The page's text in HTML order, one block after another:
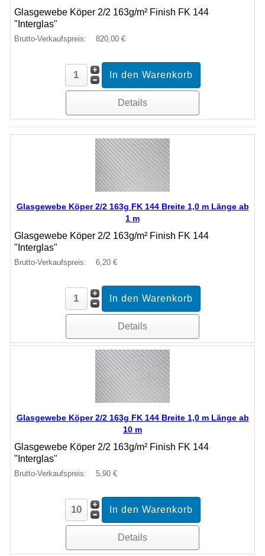
Glasgewebe Köper 2/2 163g/m² Finish FK 144
"Interglas"
Brutto-Verkaufspreis: 820,00 €
Details
Glasgewebe Köper 2/2 163g FK 144 Breite 1,0 m Länge ab
1 m
Glasgewebe Köper 2/2 163g/m² Finish FK 144
"Interglas"
Brutto-Verkaufspreis: 6,20 €
Details
Glasgewebe Köper 2/2 163g FK 144 Breite 1,0 m Länge ab
10 m
Glasgewebe Köper 2/2 163g/m² Finish FK 144
"Interglas"
Brutto-Verkaufspreis: 5,90 €
Details